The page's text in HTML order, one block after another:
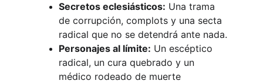
Secretos eclesiásticos: Una trama
de corrupción, complots y una secta
radical que no se detendrá ante nada.
Personajes al límite: Un escéptico
radical, un cura quebrado y un
médico rodeado de muerte